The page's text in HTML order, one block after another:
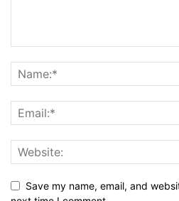
Save my name, email, and